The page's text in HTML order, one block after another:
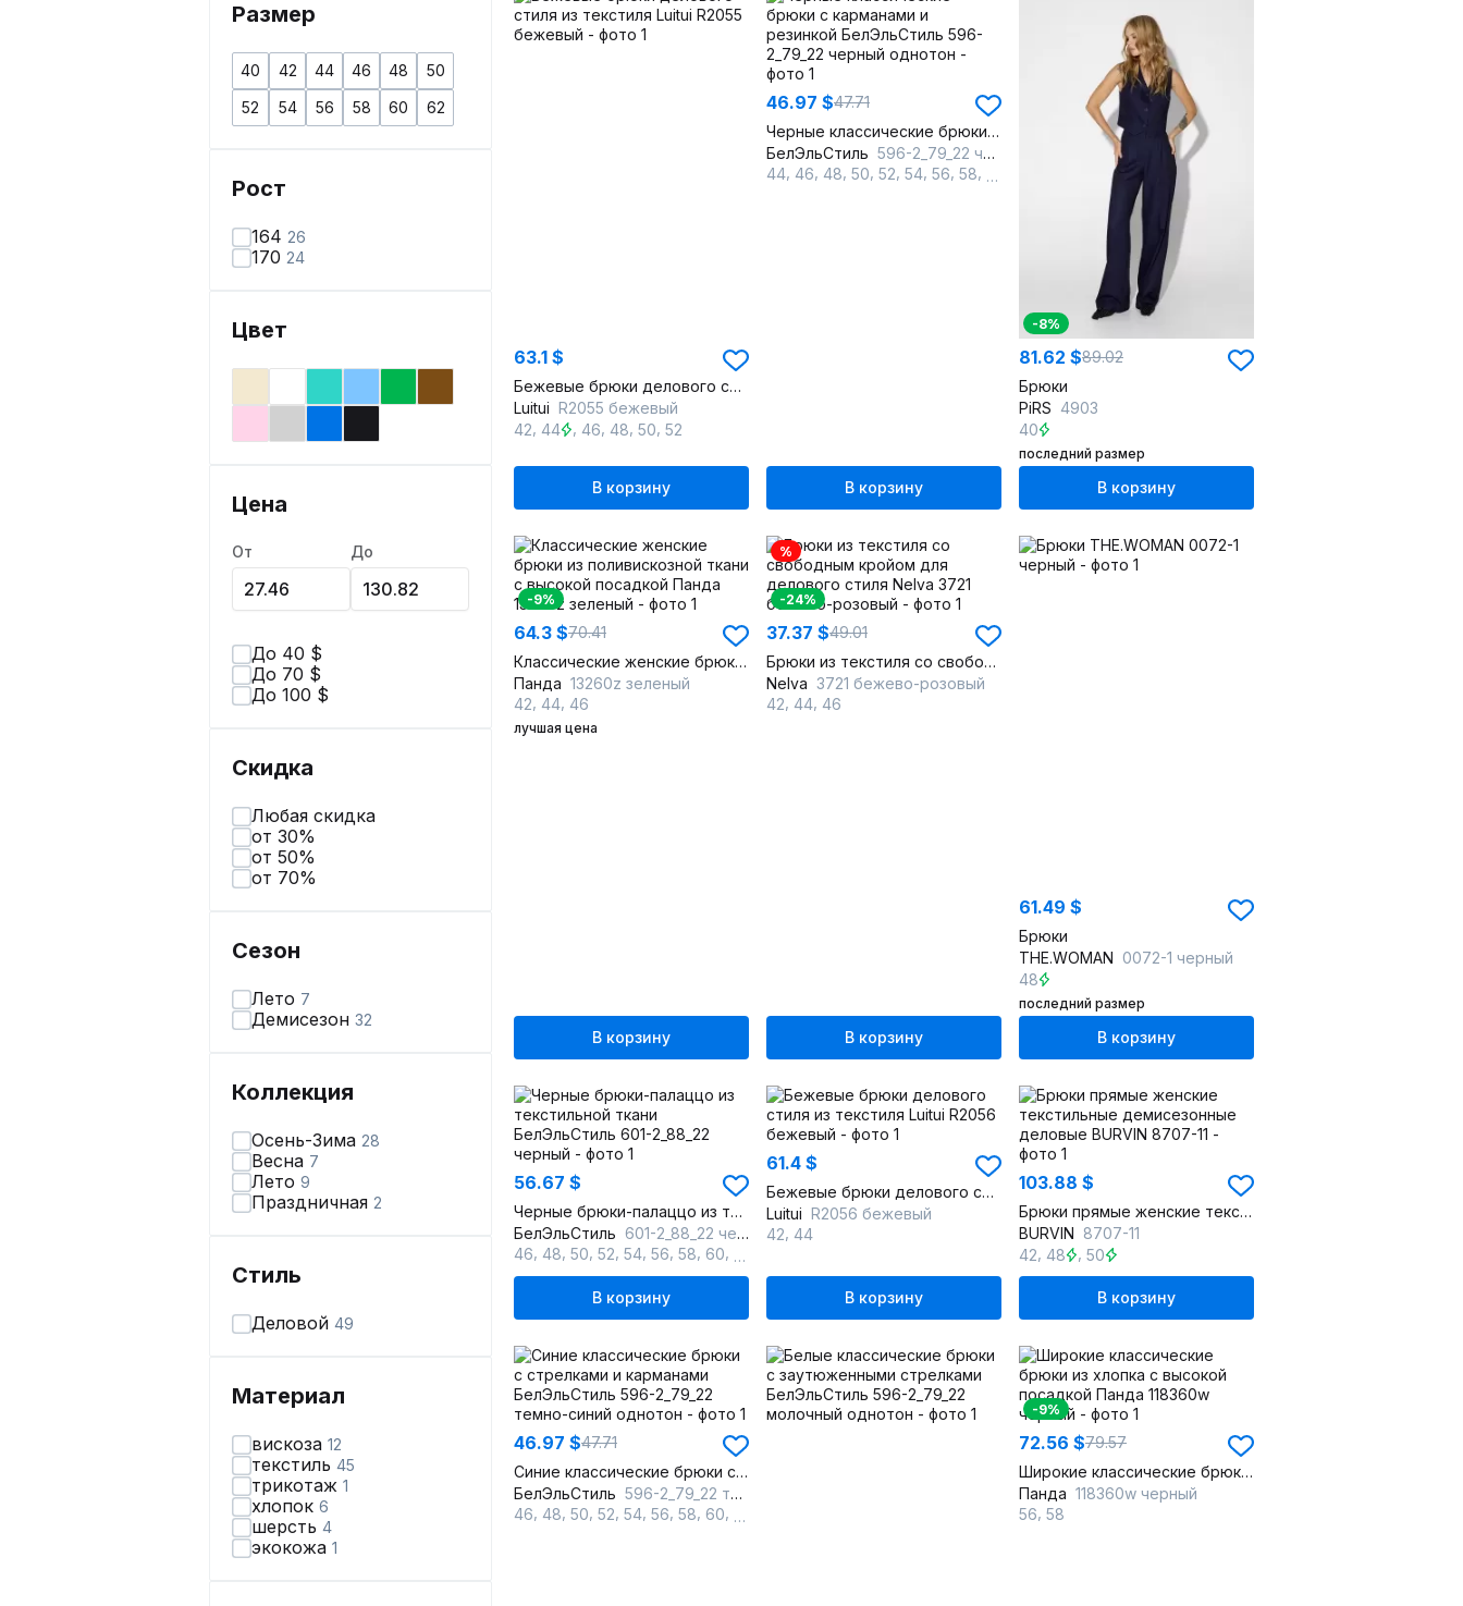
Размер
40 42 44 46 48
50
52
54 56 58 60 62
Рост
164 26
170 24
Цвет
Цена
От До
До 40 $
До 70 $
До 100 $
Скидка
Любая скидка
от 30%
от 50%
от 70%
Сезон
Лето 7
Демисезон 32
Коллекция
Осень-Зима 28
Весна 7
Лето 9
Праздничная 2
Стиль
Деловой 49
Материал
вискоза 12
текстиль 45
трикотаж 1
хлопок 6
шерсть 4
экокожа 1
63.1 $
Бежевые брюки делового стиля из текстиля
Luitui R2055 бежевый
42 44 46 48 ,50 ,52
В корзину
46.97 $47.71
Черные классические брюки с карманами и резинкой
БелЭльСтиль 596-2_79_22 черный однотон
44 46 48 50 52 54 56 58
В корзину
-8%
81.62 $89.02
Брюки
PiRS 4903
40
последний размер
В корзину
-9%
64.3 $70.41
Классические женские брюки из поливискозной ткани с высокой посадкой
Панда 13260z зеленый
42 44 46
лучшая цена
В корзину
%
-24%
37.37 $49.01
Брюки из текстиля со свободным кройом для делового стиля
Nelva 3721 бежево-розовый
42 44 46
В корзину
61.49 $
Брюки
THE.WOMAN 0072-1 черный
48
последний размер
В корзину
56.67 $
Черные брюки-палаццо из текстильной ткани
БелЭльСтиль 601-2_88_22 черный
46 48 50 52 54 56 58 60
В корзину
61.4 $
Бежевые брюки делового стиля из текстиля
Luitui R2056 бежевый
42 44
В корзину
103.88 $
Брюки прямые женские текстильные демисезонные деловые
BURVIN 8707-11
42 48 ,50
В корзину
46.97 $47.71
Синие классические брюки с стрелками и карманами
БелЭльСтиль 596-2_79_22 темно-синий однотон
46 48 50 52 54 56 58 60
-9%
72.56 $79.57
Широкие классические брюки из хлопка с высокой посадкой
Панда 118360w черный
56 58